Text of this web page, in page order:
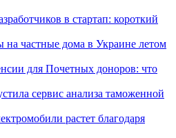
в стартап: короткий
на частные дома в Украине летом
для Почетных доноров: что
сервис анализа таможенной
растет благодаря